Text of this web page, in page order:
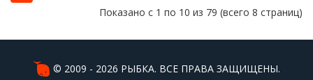
Показано с 1 по 10 из 79 (всего 8 страниц)
© 2009 - 2026 РЫБКА. ВСЕ ПРАВА ЗАЩИЩЕНЫ.